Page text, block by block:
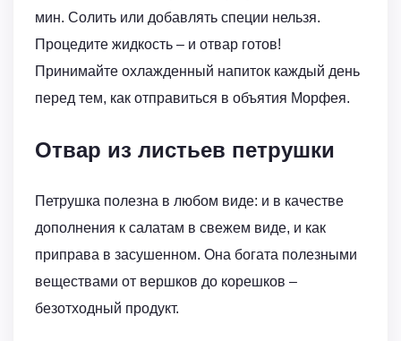
мин. Солить или добавлять специи нельзя.
Процедите жидкость – и отвар готов!
Принимайте охлажденный напиток каждый день
перед тем, как отправиться в объятия Морфея.
Отвар из листьев петрушки
Петрушка полезна в любом виде: и в качестве
дополнения к салатам в свежем виде, и как
приправа в засушенном. Она богата полезными
веществами от вершков до корешков –
безотходный продукт.